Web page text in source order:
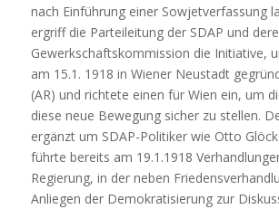
nach Einführung einer Sowjetverfassung
ergriff die Parteileitung der SDAP und
Gewerkschaftskommission die Initiative,
am 15.1. 1918 in Wiener Neustadt
(AR) und richtete einen für Wien ein, um
diese neue Bewegung sicher zu stellen.
ergänzt um SDAP-Politiker wie Otto
führte bereits am 19.1.1918
Regierung, in der neben
Anliegen der Demokratisierung zur